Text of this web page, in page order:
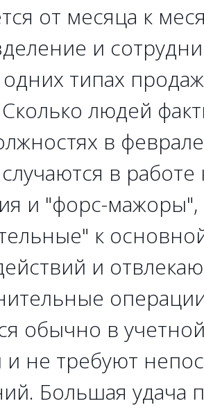
от месяца к
и
одних типах
Сколько людей
в
случаются в
и "форс-
к
и
обычно в
и не требуют
Большая удача